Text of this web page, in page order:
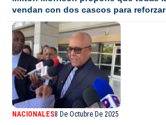
vendan con dos cascos para
NACIONALES8 De Octubre De 2025